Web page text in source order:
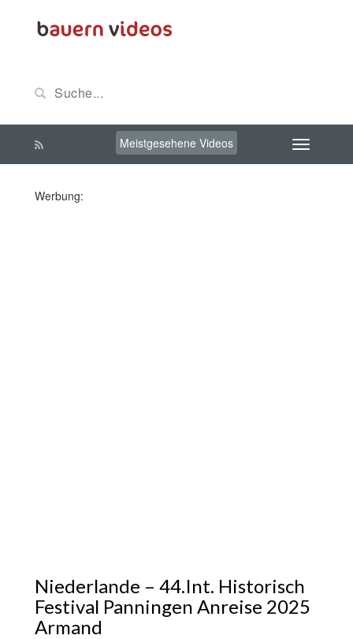
Meistgesehene Videos
Werbung:
Niederlande – 44.Int. Historisch
Festival Panningen Anreise 2025
Armand